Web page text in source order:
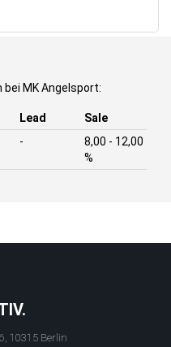
MK Angelsport:
Lead
Sale
-
8,00 - 12,00
%
10315 Berlin